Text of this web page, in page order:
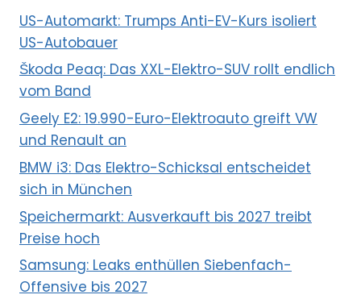
US-Automarkt: Trumps Anti-EV-Kurs isoliert
US-Autobauer
Škoda Peaq: Das XXL-Elektro-SUV rollt endlich
vom Band
Geely E2: 19.990-Euro-Elektroauto greift VW
und Renault an
BMW i3: Das Elektro-Schicksal entscheidet
sich in München
Speichermarkt: Ausverkauft bis 2027 treibt
Preise hoch
Samsung: Leaks enthüllen Siebenfach-
Offensive bis 2027